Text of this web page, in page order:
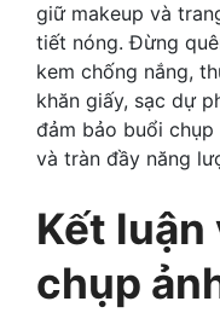
giữ makeup và
tiết nóng. Đừng
kem chống nắng,
khăn giấy, sạc dự
đảm bảo buổi
và tràn đầy năng
Kết
chụp